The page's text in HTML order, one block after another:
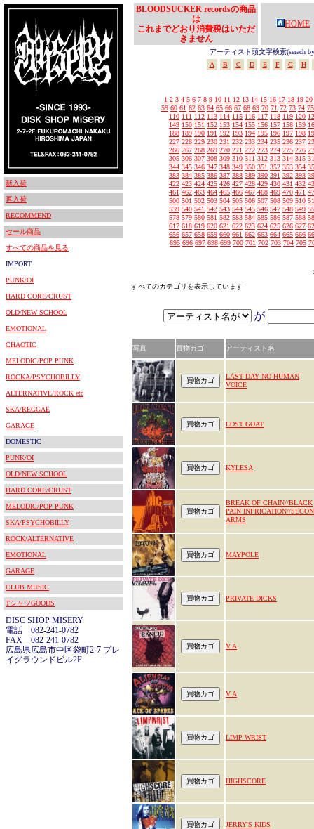
新入荷
再入荷
RECOMMEND
セール商品
すべての商品を見る
IMPORT
PUNK/OI
HARD CORE/CRUST
OLD/NEW SCHOOL
EMOTIONAL
CHAOTIC
MELODIC/POP PUNK
ROCKA/PSYCHOBILLY
ALTERNATIVE/ROCK etc
SKA/REGGAE
GARAGE
DOMESTIC
PUNK/OI
OLD/NEW SCHOOL
HARD CORE/CRUST
MELODIC/POP PUNK
SKA/PSYCHOBILLY
ROCK/ALTERNATIVE
EMOTIONAL
GARAGE
CLUB MUSIC
TシャツGOODS
DISC SHOP MISERY
電話 082-241-0782
FAX 082-241-0782
広島県広島市中区袋町2-7 プレ
イグラウンドビル2F
BLOODSUCKER recordsの商品
は
これまでどおり消費税はいただ
きません
HOME
アーティスト頭文字検索(serach
A
B C D E F G H
1 2 3 4 5 6 7 8 9 10 11 12 13 14 15 16 17 18 19 20
59 60 61 62 63 64 65 66 67 68 69 70 71 72 73 74 75
110 111 112 113 114 115 116 117 118 119 120
149 150 151 152 153 154 155 156 157 158 159
188 189 190 191 192 193 194 195 196 197 198
227 228 229 230 231 232 233 234 235 236 237
266 267 268 269 270 271 272 273 274 275 276
305 306 307 308 309 310 311 312 313 314 315
344 345 346 347 348 349 350 351 352 353 354
383 384 385 386 387 388 389 390 391 392 393
422 423 424 425 426 427 428 429 430 431 432
461 462 463 464 465 466 467 468 469 470 471
500 501 502 503 504 505 506 507 508 509 510
539 540 541 542 543 544 545 546 547 548 549
578 579 580 581 582 583 584 585 586 587 588
617 618 619 620 621 622 623 624 625 626 627
656 657 658 659 660 661 662 663 664 665 666
695 696 697 698 699 700 701 702 703 704 705
すべてのカテゴリを表示しています
が
写真 買物カゴ アーティスト名
LAST DAY NO HUMAN
VOICE
LOST GOAT
KYLESA
BREAK OF CHAIN//BLACK
PAIN INFRICATION//
ARMS
MAYPOLE
PRIVATE DICKS
V.A
V.A
LIMP WRIST
HIGHSCORE
JERRY'S KIDS